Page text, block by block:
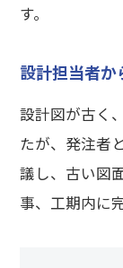
す。
設計担当者か
設計図が古く
たが、発注者
議し、古い図
事、工期内に